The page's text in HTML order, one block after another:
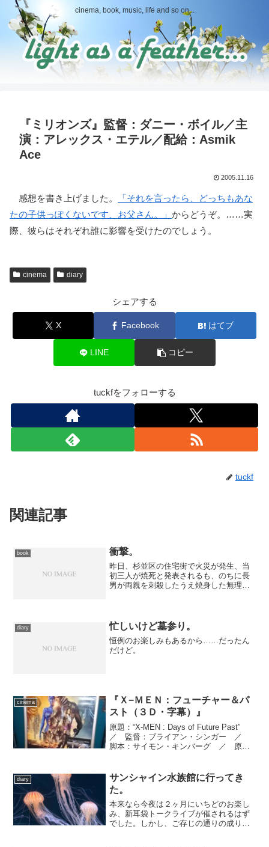
cinema, book, music, life and so on...
『ミリオンズ』監督：ダニー・ボイル／主
演：アレックス・エテル／配給：Asmik
Ace
2005.11.16
感想を書き上げました。
「それを言ったら、どっちもあな
たの子供っぽくないです、お父さん。」 からどうぞ。……実
際、彼らはそれぞれ誰に影響を受けたのでしょう。
cinema diary
シェアする
X Facebook はてブ
LINE コピー
tuckfをフォローする
tuckf
関連記事
book 衝撃。
昨日、杉並区の住宅街で火災が発生、当
初三人が焼死と発表されるも、のちに長
男が両親を刺殺したうえ焼身した無理心
ともに詳細を知って驚きま...
diary 忙しいけど墓参り。
恒例のお楽しみもあるから……だったん
だけど。
cinema
『Ｘ−ＭＥＮ：フューチャー＆パ
スト（３Ｄ・字幕）』
原題：“X-MEN : Days of Future Past”
／ 監督：ブライアン・シンガー ／
脚本：サイモン・キンバーグ ／ 原
／ 製作：ローレン・シュラー・ドナ...
diary
サンシャイン水族館に行ってき
た。
本来なら今夜は２ヶ月にいちどのお楽し
み、新耳袋トークライブが催されるはず
でした。しかし、ご存じの通りの成り行